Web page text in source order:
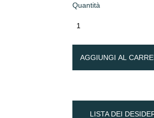
Quantità
AGGIUNGI AL
LISTA DEI